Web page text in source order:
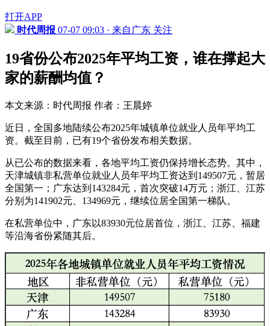
打开APP
时代周报 07-07 09:03 · 来自广东 关注
19省份公布2025年平均工资，谁在撑起大
家的薪酬均值？
本文来源：时代周报 作者：王晨婷
近日，全国多地陆续公布2025年城镇单位就业人员年平均工
资。截至目前，已有19个省份发布相关数据。
从已公布的数据来看，各地平均工资仍保持增长态势。其中，
天津城镇非私营单位就业人员年平均工资达到149507元，暂居
全国第一；广东达到143284元，首次突破14万元；浙江、江苏
分别为141902元、134969元，继续位居全国第一梯队。
在私营单位中，广东以83930元位居首位，浙江、江苏、福建
等沿海省份紧随其后。